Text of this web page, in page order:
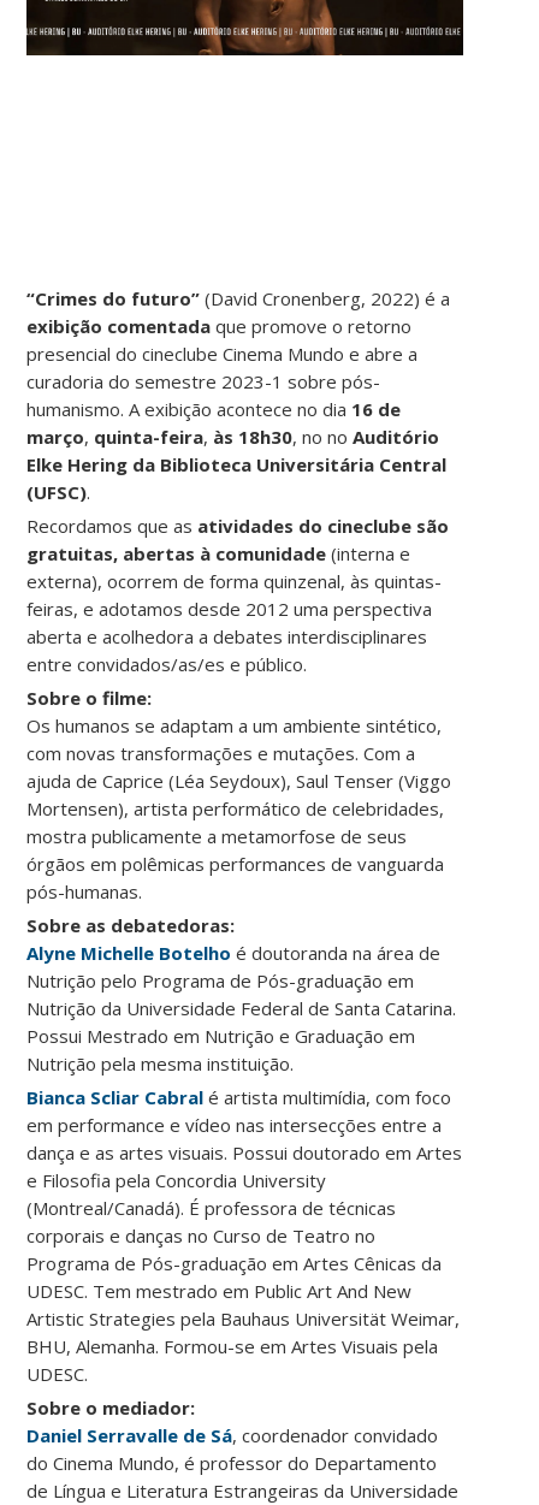
“Crimes do futuro” (David Cronenberg, 2022) é a
exibição comentada que promove o retorno
presencial do cineclube Cinema Mundo e abre a
curadoria do semestre 2023-1 sobre pós-
humanismo. A exibição acontece no dia 16 de
março, quinta-feira, às 18h30, no no Auditório
Elke Hering da Biblioteca Universitária Central
(UFSC).
Recordamos que as atividades do cineclube são
gratuitas, abertas à comunidade (interna e
externa), ocorrem de forma quinzenal, às quintas-
feiras, e adotamos desde 2012 uma perspectiva
aberta e acolhedora a debates interdisciplinares
entre convidados/as/es e público.
Sobre o filme:
Os humanos se adaptam a um ambiente sintético,
com novas transformações e mutações. Com a
ajuda de Caprice (Léa Seydoux), Saul Tenser (Viggo
Mortensen), artista performático de celebridades,
mostra publicamente a metamorfose de seus
órgãos em polêmicas performances de vanguarda
pós-humanas.
Sobre as debatedoras:
Alyne Michelle Botelho é doutoranda na área de
Nutrição pelo Programa de Pós-graduação em
Nutrição da Universidade Federal de Santa Catarina.
Possui Mestrado em Nutrição e Graduação em
Nutrição pela mesma instituição.
Bianca Scliar Cabral é artista multimídia, com foco
em performance e vídeo nas intersecções entre a
dança e as artes visuais. Possui doutorado em Artes
e Filosofia pela Concordia University
(Montreal/Canadá). É professora de técnicas
corporais e danças no Curso de Teatro no
Programa de Pós-graduação em Artes Cênicas da
UDESC. Tem mestrado em Public Art And New
Artistic Strategies pela Bauhaus Universität Weimar,
BHU, Alemanha. Formou-se em Artes Visuais pela
UDESC.
Sobre o mediador:
Daniel Serravalle de Sá, coordenador convidado
do Cinema Mundo, é professor do Departamento
de Língua e Literatura Estrangeiras da Universidade